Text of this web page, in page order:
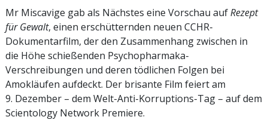
Mr Miscavige gab als Nächstes eine Vorschau aufRezept
für Gewalt, einen erschütternden neuen CCHR-
Dokumentarfilm, der den Zusammenhang zwischen in
die Höhe schießenden Psychopharmaka-
Verschreibungen und deren tödlichen Folgen bei
Amokläufen aufdeckt. Der brisante Film feiert am
9. Dezember – dem Welt-Anti-Korruptions-Tag – auf dem
Scientology Network Premiere.